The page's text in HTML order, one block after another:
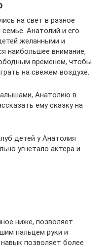
на свет в разное
Анатолий и его
желанными и
наибольшее внимание,
временем, чтобы
на свежем воздухе.
Анатолию в
ему сказку на
детей у Анатолия
угнетало актера и
ниже, позволяет
пальцем руки и
позволяет более